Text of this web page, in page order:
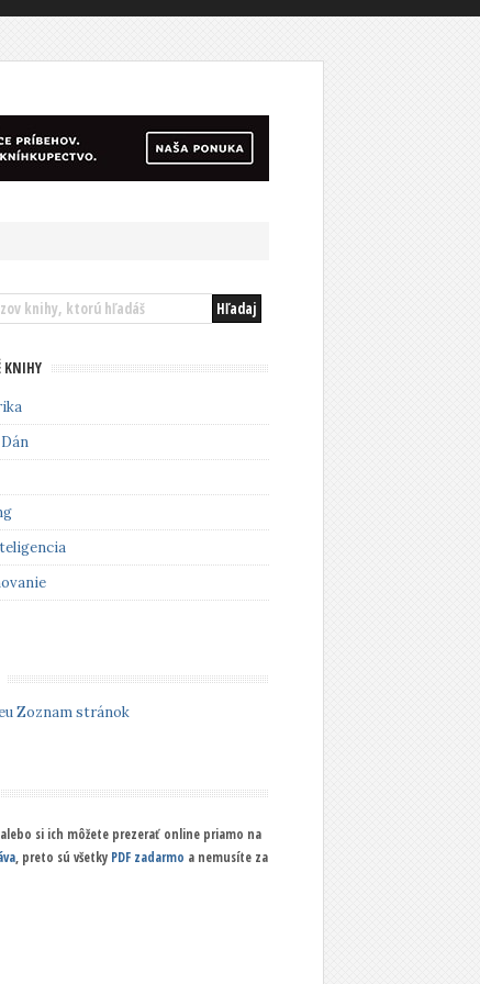
KNIHY
Zoznam stránok
si ich môžete prezerať online priamo na
, preto sú všetky PDF zadarmo a nemusíte za